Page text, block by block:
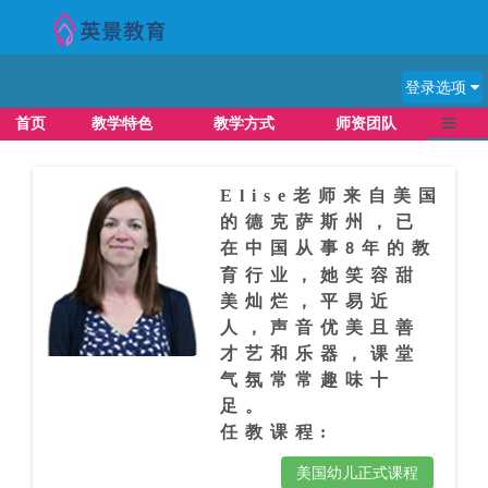
登录选项
首页 教学特色 教学方式 师资团队 导航
Elise 老师来自美国
的德克萨斯州，已
在中国从事 8 年的教
育行业，她笑容甜
美灿烂，平易近
人，声音优美且善
才艺和乐器，课堂
气氛常常趣味十
足。
任教课程:
美国幼儿正式课程